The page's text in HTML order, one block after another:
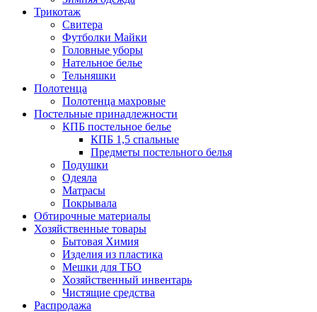
Трикотаж
Свитера
Футболки Майки
Головные уборы
Нательное белье
Тельняшки
Полотенца
Полотенца махровые
Постельные принадлежности
КПБ постельное белье
КПБ 1,5 спальные
Предметы постельного белья
Подушки
Одеяла
Матрасы
Покрывала
Обтирочные материалы
Хозяйственные товары
Бытовая Химия
Изделия из пластика
Мешки для ТБО
Хозяйственный инвентарь
Чистящие средства
Распродажа